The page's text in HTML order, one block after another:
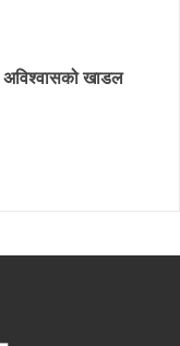
अविश्वासको खाडल